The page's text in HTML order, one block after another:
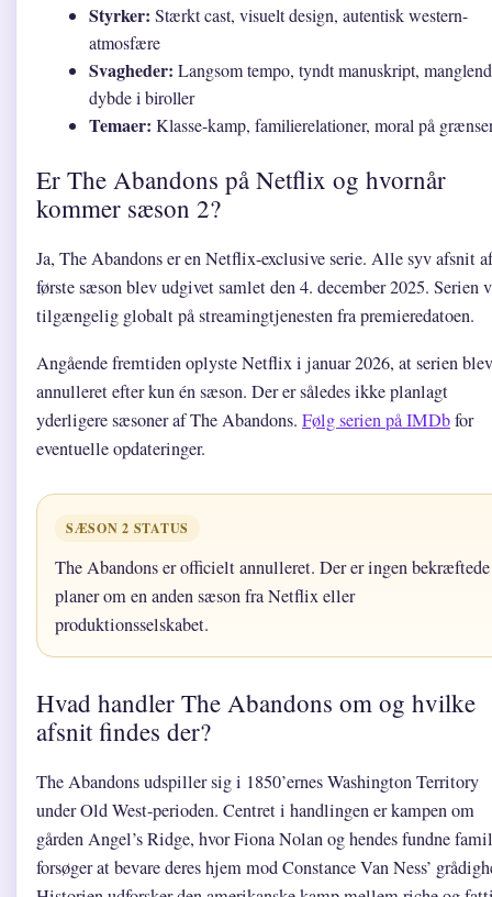
Styrker: Stærkt cast, visuelt design, autentisk western-
atmosfære
Svagheder: Langsom tempo, tyndt manuskript,
dybde i biroller
Temaer: Klasse-kamp, familierelationer, moral på
Er The Abandons på Netflix og hvornår
kommer sæson 2?
Ja, The Abandons er en Netflix-exclusive serie. Alle syv afsnit af
første sæson blev udgivet samlet den 4. december 2025. Serien
tilgængelig globalt på streamingtjenesten fra premieredatoen.
Angående fremtiden oplyste Netflix i januar 2026, at serien blev
annulleret efter kun én sæson. Der er således ikke planlagt
yderligere sæsoner af The Abandons. Følg serien på IMDbfor
eventuelle opdateringer.
SÆSON 2 STATUS
The Abandons er officielt annulleret. Der er ingen bekræftede
planer om en anden sæson fra Netflix eller
produktionsselskabet.
Hvad handler The Abandons om og hvilke
afsnit findes der?
The Abandons udspiller sig i 1850’ernes Washington Territory
under Old West-perioden. Centret i handlingen er kampen om
gården Angel’s Ridge, hvor Fiona Nolan og hendes fundne
forsøger at bevare deres hjem mod Constance Van Ness’